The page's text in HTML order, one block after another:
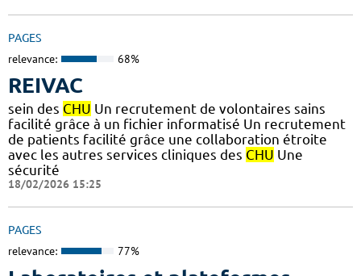
PAGES
relevance: 68%
REIVAC
sein des CHU Un recrutement de volontaires sains
facilité grâce à un fichier informatisé Un recrutement
de patients facilité grâce une collaboration étroite
avec les autres services cliniques des CHU Une
sécurité
18/02/2026 15:25
PAGES
relevance: 77%